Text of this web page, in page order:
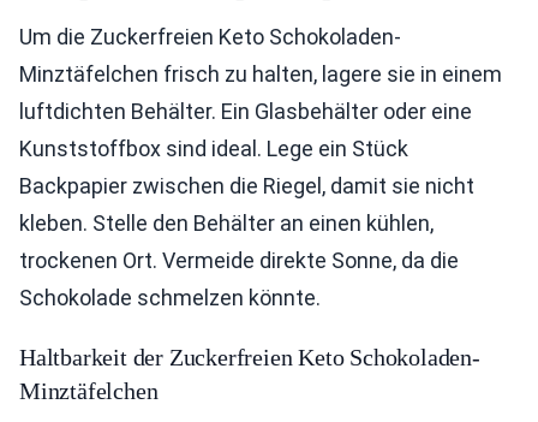
Um die Zuckerfreien Keto Schokoladen-
Minztäfelchen frisch zu halten, lagere sie in einem
luftdichten Behälter. Ein Glasbehälter oder eine
Kunststoffbox sind ideal. Lege ein Stück
Backpapier zwischen die Riegel, damit sie nicht
kleben. Stelle den Behälter an einen kühlen,
trockenen Ort. Vermeide direkte Sonne, da die
Schokolade schmelzen könnte.
Haltbarkeit der Zuckerfreien Keto Schokoladen-
Minztäfelchen